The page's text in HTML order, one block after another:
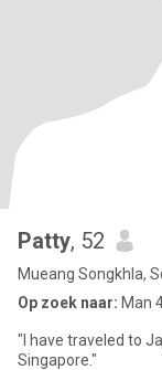
Patty, 52
Mueang Songkhla,
Op zoek naar: Man
"I have traveled to
Singapore."